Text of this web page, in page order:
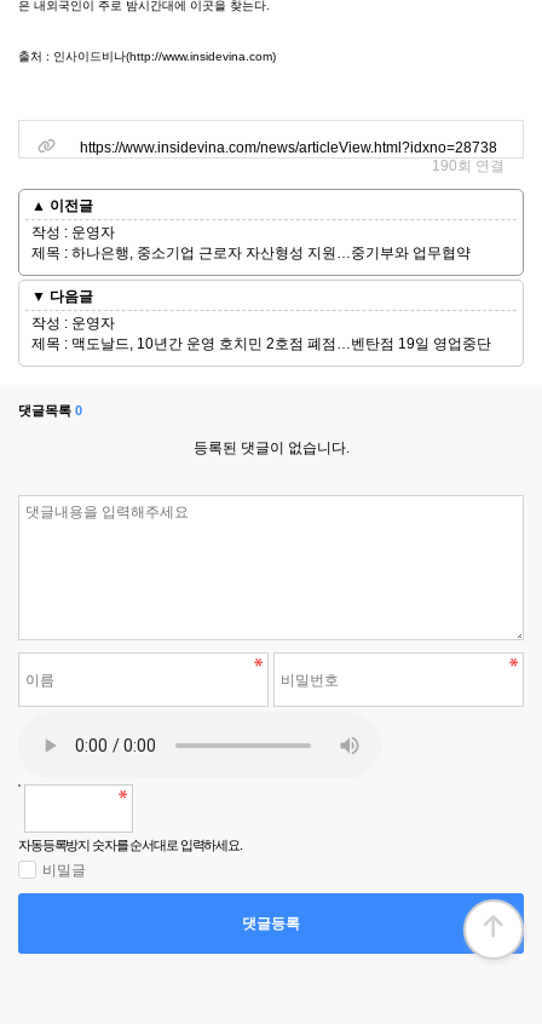
은 내외국인이 주로 밤시간대에 이곳을 찾는다.
출처 : 인사이드비나(http://www.insidevina.com)
관련링크
https://www.insidevina.com/news/articleView.html?idxno=28738
190회 연결
▲ 이전글
작성 : 운영자
제목 : 하나은행, 중소기업 근로자 자산형성 지원…중기부와 업무협약
▼ 다음글
작성 : 운영자
제목 : 맥도날드, 10년간 운영 호치민 2호점 폐점…벤탄점 19일 영업중단
댓글목록 0
등록된 댓글이 없습니다.
댓글쓰기
자동등록방지 숫자를 순서대로 입력하세요.
비밀글
댓글등록